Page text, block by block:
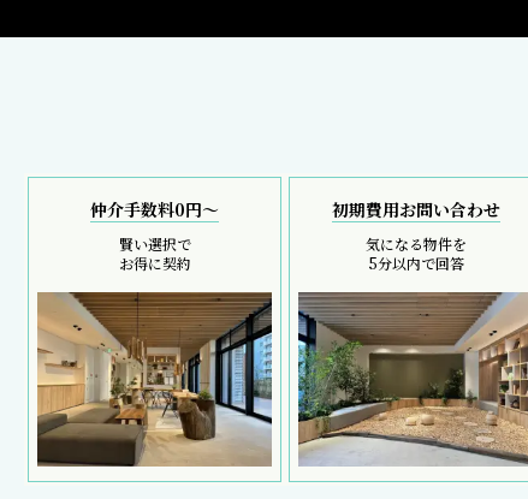
仲介手数料0円～
賢い選択で
お得に契約
初期費用お問い合わせ
気になる物件を
5分以内で回答